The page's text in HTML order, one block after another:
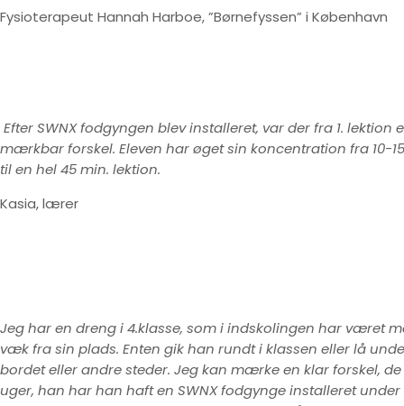
Fysioterapeut Hannah Harboe, ”Børnefyssen” i København
Efter SWNX fodgyngen blev installeret, var der fra 1. lektion
mærkbar forskel. Eleven har øget sin koncentration fra 10-
til en hel 45 min. lektion.
Kasia, lærer
Jeg har en dreng i 4.klasse, som i indskolingen har været
væk fra sin plads. Enten gik han rundt i klassen eller lå
bordet eller andre steder. Jeg kan mærke en klar forskel,
uger, han har han haft en SWNX fodgynge installeret under